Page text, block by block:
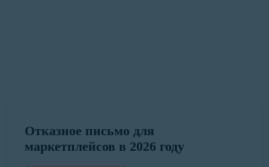
Отказное письмо для
маркетплейсов в 2026 году